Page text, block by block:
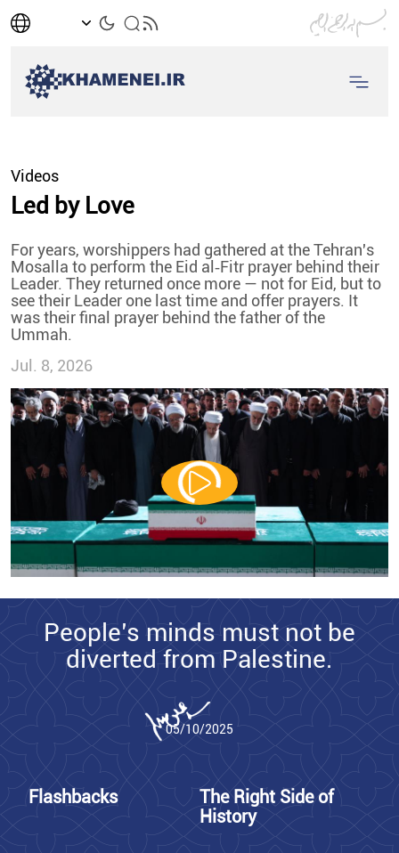
Videos
Led by Love
For years, worshippers had gathered at the Tehran's
Mosalla to perform the Eid al‑Fitr prayer behind their
Leader. They returned once more — not for Eid, but to
see their Leader one last time and offer prayers. It
was their final prayer behind the father of the
Ummah.
Jul. 8, 2026
People’s minds must not be
diverted from Palestine.
05/10/2025
Flashbacks
The Right Side of
History